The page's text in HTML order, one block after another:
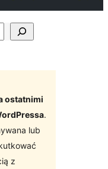
ostatnimi
.
lub
z